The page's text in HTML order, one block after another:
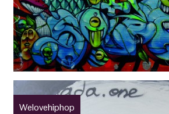
Welovehiphop